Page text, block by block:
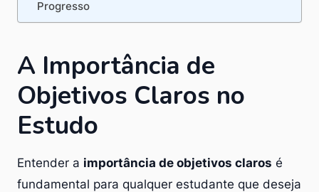
Progresso
A Importância de
Objetivos Claros no
Estudo
Entender a importância de objetivos claros é
fundamental para qualquer estudante que deseja